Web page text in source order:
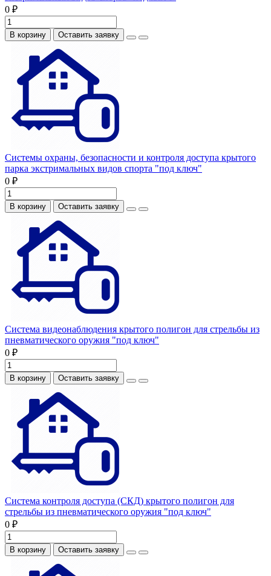
0 ₽
В корзину Оставить заявку
Системы охраны, безопасности и контроля доступа крытого
парка экстримальных видов спорта "под ключ"
0 ₽
В корзину Оставить заявку
Система видеонаблюдения крытого полигон для стрельбы из
пневматического оружия "под ключ"
0 ₽
В корзину Оставить заявку
Система контроля доступа (СКД) крытого полигон для
стрельбы из пневматического оружия "под ключ"
0 ₽
В корзину Оставить заявку